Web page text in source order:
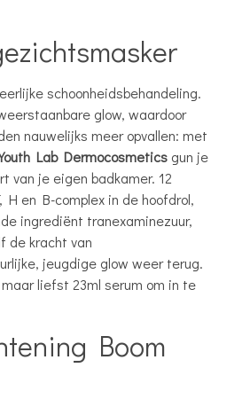
schoonheidsbehandeling.
glow, waardoor
nauwelijks meer opvallen: met
Lab Dermocosmetics gun je
van je eigen badkamer. 12
en B-complex in de hoofdrol,
ingrediënt tranexaminezuur,
de kracht van
jeugdige glow weer terug.
liefst 23ml serum om in te
Boom